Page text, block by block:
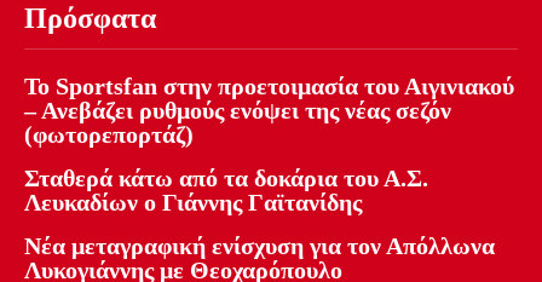
Πρόσφατα
Το Sportsfan στην προετοιμασία του Αιγινιακού
– Ανεβάζει ρυθμούς ενόψει της νέας σεζόν
(φωτορεπορτάζ)
Σταθερά κάτω από τα δοκάρια του Α.Σ.
Λευκαδίων ο Γιάννης Γαϊτανίδης
Νέα μεταγραφική ενίσχυση για τον Απόλλωνα
Λυκογιάννης με Θεοχαρόπουλο